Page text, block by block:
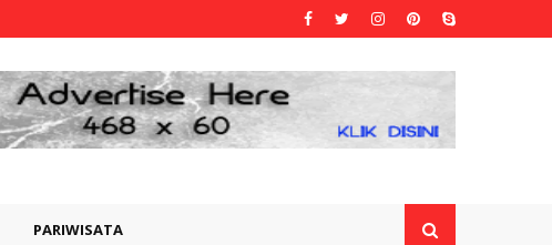
PARIWISATA